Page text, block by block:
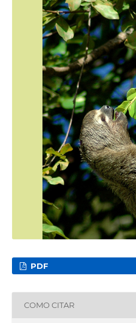
PDF
COMO CITAR